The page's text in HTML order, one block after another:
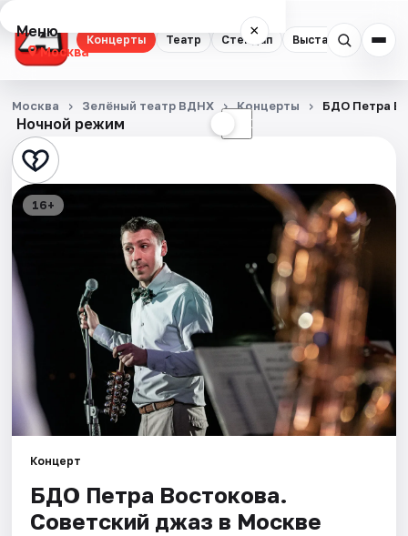
Концерты Театр Стендап Выставки
Меню ×
Москва
Концерты
Театр
Стендап
Квесты
Экскурсии
События
Города
Площадки
Ночной режим ☾
Москва Зелёный театр ВДНХ Концерты БДО Петра
16+
Концерт
БДО Петра Востокова.
Советский джаз в Москве